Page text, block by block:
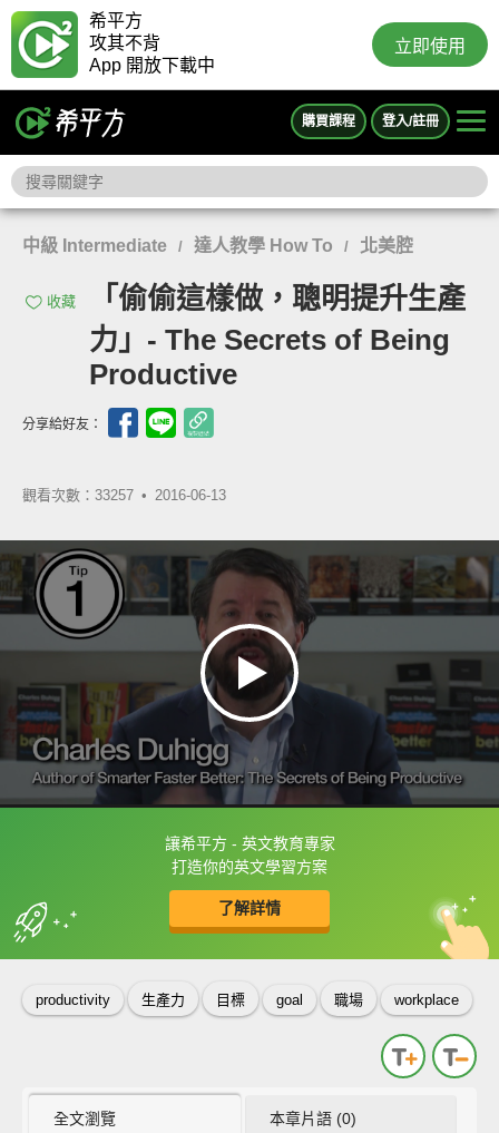
希平方
攻其不背
App 開放下載中
立即使用
購買課程 登入/註冊
中級 Intermediate / 達人教學 How To / 北美腔
收藏
「偷偷這樣做，聰明提升生產
力」- The Secrets of Being
Productive
分享給好友：
觀看次數：33257 • 2016-06-13
讓希平方 - 英文教育專家
打造你的英文學習方案
了解詳情
框選或點兩下字幕可以直接查字典喔！
收錄佳句 中
英
productivity 生產力 目標 goal 職場 workplace
全文瀏覽 本章片語 (0)